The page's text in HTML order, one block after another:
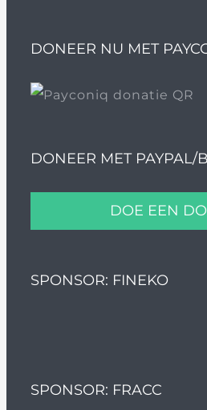
DONEER NU MET
DONEER MET PAYPAL/
DOE EEN
SPONSOR: FINEKO
SPONSOR: FRACC